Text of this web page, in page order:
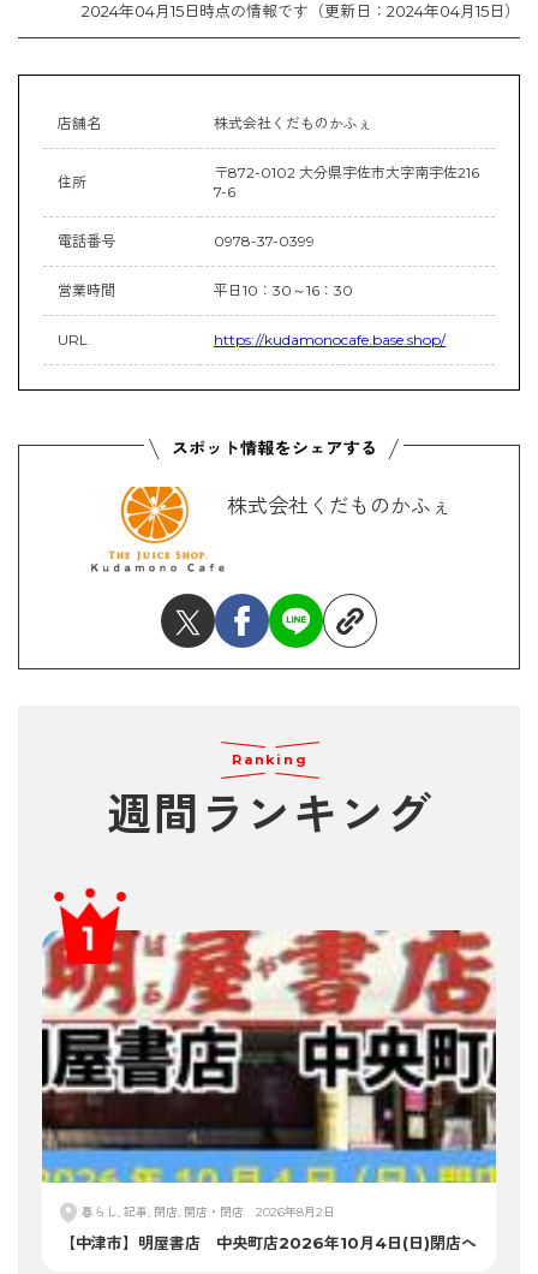
2024年04月15日時点の情報です（更新日：2024年04月15日）
店舗名 株式会社くだものかふぇ
住所
〒872-0102 大分県宇佐市大字南宇佐216
7-6
電話番号 0978-37-0399
営業時間 平日10：30～16：30
URL https://kudamonocafe.base.shop/
株式会社くだものかふぇ
Ranking
週間ランキング
暮らし, 記事, 閉店, 開店・閉店 2026年8月2日
【中津市】明屋書店 中央町店2026年10月4日(日)閉店へ